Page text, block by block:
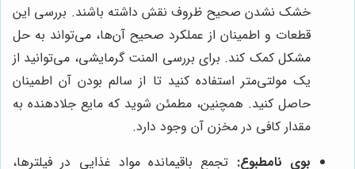
خشک نشدن صحیح ظروف نقش داشته باشند. بررسی این
قطعات و اطمینان از عملکرد صحیح آن‌ها، می‌تواند به حل
مشکل کمک کند. برای بررسی المنت گرمایشی، می‌توانید از
یک مولتی‌متر استفاده کنید تا از سالم بودن آن اطمینان
حاصل کنید. همچنین، مطمئن شوید که مایع جلادهنده به
مقدار کافی در مخزن آن وجود دارد.
بوی نامطبوع: تجمع باقیمانده مواد غذایی در فیلترها،